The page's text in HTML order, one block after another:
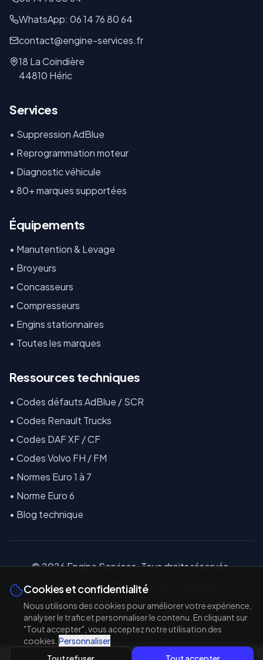
Cookies et confidentialité
Nous utilisons des cookies pour améliorer votre expérience,
analyser le trafic et personnaliser le contenu. En cliquant sur
"Tout accepter", vous acceptez notre utilisation des
cookies. Personnaliser
WhatsApp: 06 14 76 80 64
contact@engine-services.fr
18 La Coindière
44810 Héric
Services
• Suppression AdBlue
• Reprogrammation moteur
• Diagnostic véhicule
• 80+ marques supportées
Équipements
• Manutention & Levage
• Broyeurs
• Concasseurs
• Compresseurs
• Engins stationnaires
• Toutes les marques
Ressources techniques
• Codes défauts AdBlue / SCR
• Codes Renault Trucks
• Codes DAF XF / CF
• Codes Volvo FH / FM
• Normes Euro 1 à 7
• Norme Euro 6
• Blog technique
©2026Engine Services. Tous droits réservés.
18 La Coindière, 44810 Héric, Loire-Atlantique
Réalisé parTAL'TECH